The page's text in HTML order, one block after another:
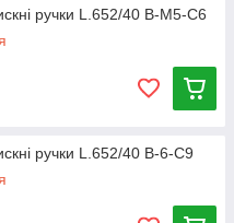
ручки L.652/40 B-M5-C6
ручки L.652/40 B-6-C9